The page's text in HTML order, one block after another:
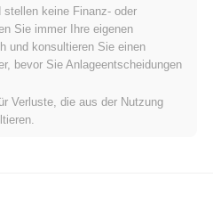
im Vergleich zum breiteren
um
Kryptomarkt der einen Rückgang
deutet auf eine starke Performance
im Vergleich zur breiteren
stellen keine Finanz- oder
Sie immer Ihre eigenen
und konsultieren Sie einen
bevor Sie Anlageentscheidungen
Verluste, die aus der Nutzung